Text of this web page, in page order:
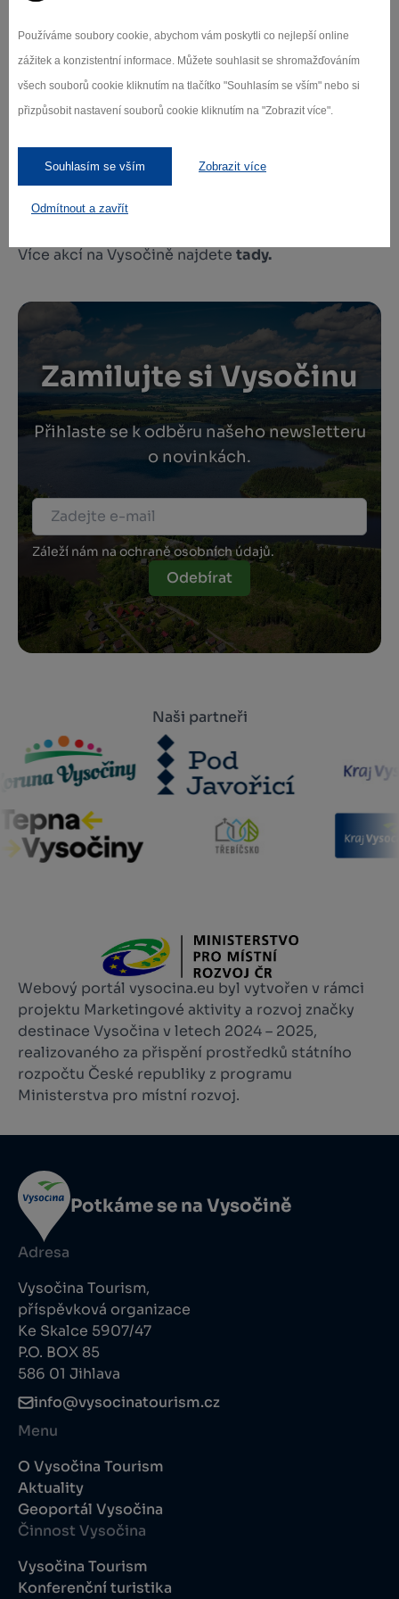
Používáme soubory cookie, abychom vám poskytli co nejlepší online
zážitek a konzistentní informace. Můžete souhlasit se shromažďováním
všech souborů cookie kliknutím na tlačítko "Souhlasím se vším" nebo si
přizpůsobit nastavení souborů cookie kliknutím na "Zobrazit více".
Souhlasím se vším Zobrazit více
Odmítnout a zavřít
designu.
Přijďte strávit příjemný letní den nebo klidně celý
festivalový týden v prostředí, kde se snoubí
stráveného času.Hračkobraní je ideální výletní cíl
pro rodiny s dětmi, prarodiče, kreativní duše i
všechny, kdo si chtějí připomenout kouzlo
klasických hraček.
Více akcí na Vysočině najdete tady.
Zamilujte si Vysočinu
Přihlaste se k odběru našeho newsletteru
o novinkách.
Záleží nám na ochraně osobních údajů.
Odebírat
Naši partneři
Webový portál vysocina.eu byl vytvořen v rámci
projektu Marketingové aktivity a rozvoj značky
destinace Vysočina v letech 2024 – 2025,
realizovaného za přispění prostředků státního
rozpočtu České republiky z programu
Ministerstva pro místní rozvoj.
Potkáme se na Vysočině
Adresa
Vysočina Tourism,
příspěvková organizace
Ke Skalce 5907/47
P.O. BOX 85
586 01 Jihlava
info@vysocinatourism.cz
Menu
O Vysočina Tourism
Aktuality
Geoportál Vysočina
Činnost Vysočina
Vysočina Tourism
Konferenční turistika